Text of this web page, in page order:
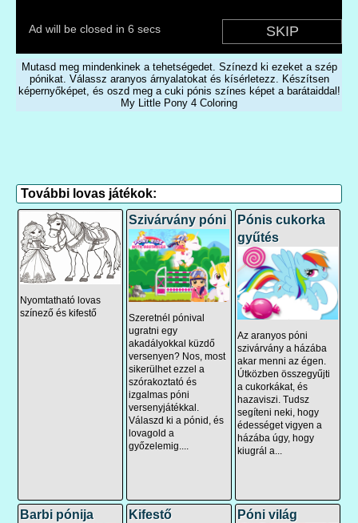
Mutasd meg mindenkinek a tehetségedet. Színezd ki ezeket a szép
pónikat. Válassz aranyos árnyalatokat és kísérletezz. Készítsen
képernyőképet, és oszd meg a cuki pónis színes képet a barátaiddal!
My Little Pony 4 Coloring
További lovas játékok:
Nyomtatható lovas
színező és kifestő
Szivárvány póni
Szeretnél pónival
ugratni egy
akadályokkal küzdő
versenyen? Nos, most
sikerülhet ezzel a
szórakoztató és
izgalmas póni
versenyjátékkal.
Válaszd ki a pónid, és
lovagold a
győzelemig....
Pónis cukorka
gyűtés
Az aranyos póni
szivárvány a házába
akar menni az égen.
Útközben összegyűjti
a cukorkákat, és
hazaviszi. Tudsz
segíteni neki, hogy
édességet vigyen a
házába úgy, hogy
kiugrál a...
Barbi pónija
Kifestő
Póni világ